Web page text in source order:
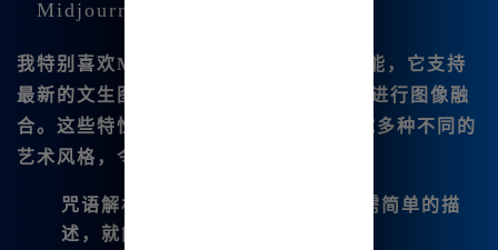
Midjourney的绘图能力
我特别喜欢Midjourney V6.|1
的更新功能，它支持
最新的文生图和图生图，甚至可以直接进行图像融
合。这些特性使得我在创作时，可以尝试多种不同的
艺术风格，令我的作品更😊加多元化。
咒语解析
：无需复杂的输入，我只需简单的描
述，就能生成我想要的画作。